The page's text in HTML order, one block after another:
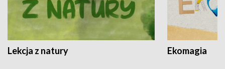
Lekcja z natury Ekomagia